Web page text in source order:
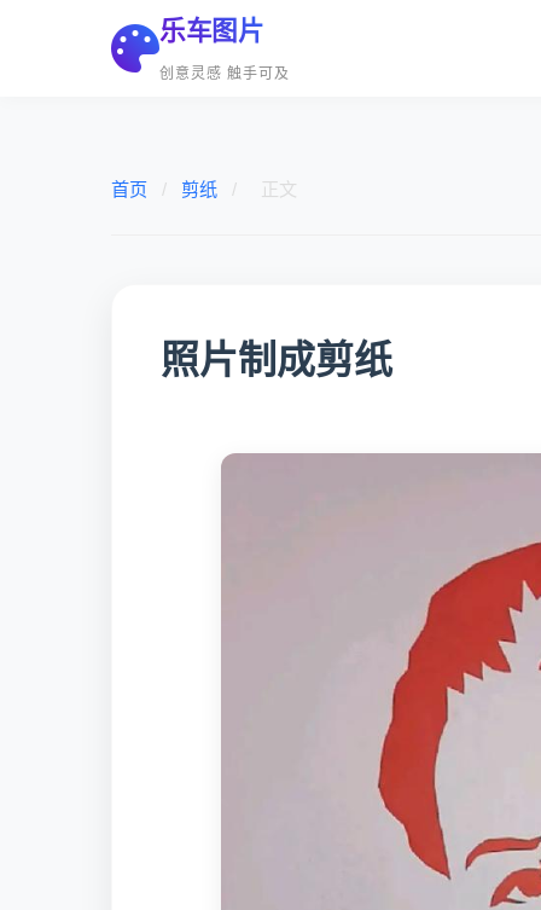
乐车图片
创意灵感 触手可及
首页 / 剪纸 / 正文
照片制成剪纸